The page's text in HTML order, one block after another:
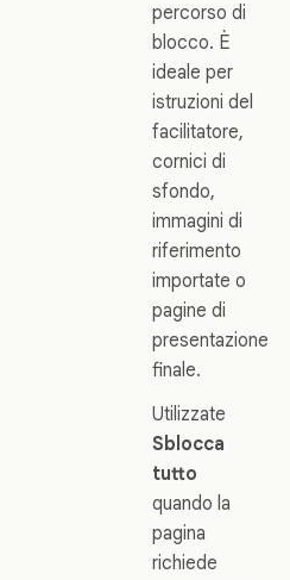
percorso di
blocco. È
ideale per
istruzioni del
facilitatore,
cornici di
sfondo,
immagini di
riferimento
importate o
pagine di
presentazione
finale.
Utilizzate
Sblocca
tutto
quando la
pagina
richiede